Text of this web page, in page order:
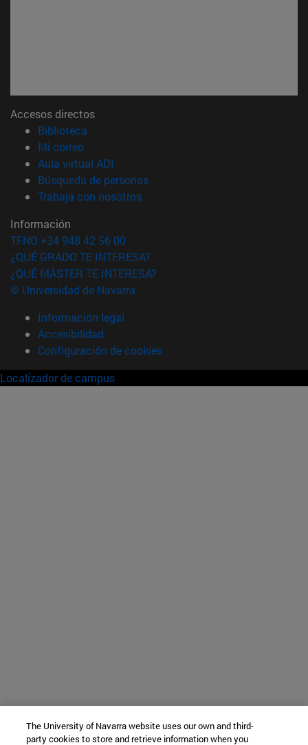
Accesos directos
Biblioteca
Mi correo(abre en nueva ventana)
Aula virtual ADI
Búsqueda de personas(abre en nueva ventana)
Trabaja con nosotros(abre en nueva ventana)
Información
TFNO +34 948 42 56 00
¿QUÉ GRADO TE INTERESA?
¿QUÉ MÁSTER TE INTERESA?
© Universidad de Navarra
Información legal
Accesibilidad
Configuración de cookies
Localizador de campus
The University of Navarra website uses our own and third-
party cookies to store and retrieve information when you